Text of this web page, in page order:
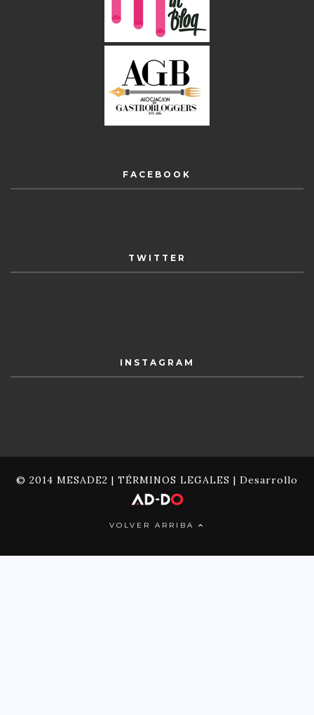
FACEBOOK
TWITTER
INSTAGRAM
© 2014 MESADE2 | TÉRMINOS LEGALES | Desarrollo
VOLVER ARRIBA